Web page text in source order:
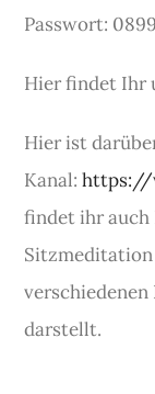
Passwort:
Hier findet Ihr
Hier ist
Kanal:https://
findet ihr auch
Sitzmeditation
darstellt.